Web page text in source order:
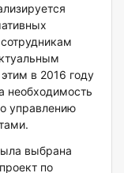
в 2016 году
необходимость
управлению
выбрана
по